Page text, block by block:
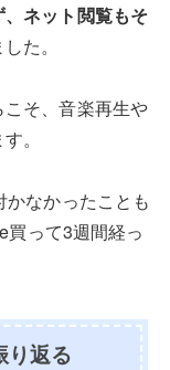
ネット閲覧もそ
た。
そ、音楽再生や
。
なかったことも
って3週間経っ
返る